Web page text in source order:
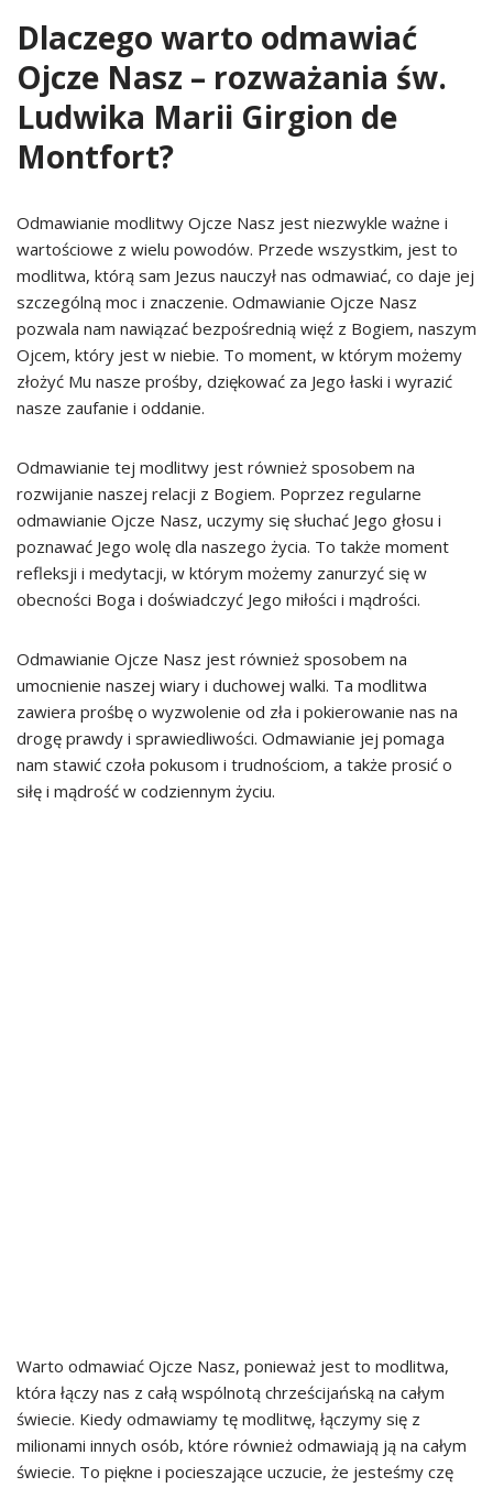
Dlaczego warto odmawiać
Ojcze Nasz – rozważania św.
Ludwika Marii Girgion de
Montfort?
Odmawianie modlitwy Ojcze Nasz jest niezwykle ważne i
wartościowe z wielu powodów. Przede wszystkim, jest to
modlitwa, którą sam Jezus nauczył nas odmawiać, co daje jej
szczególną moc i znaczenie. Odmawianie Ojcze Nasz
pozwala nam nawiązać bezpośrednią więź z Bogiem, naszym
Ojcem, który jest w niebie. To moment, w którym możemy
złożyć Mu nasze prośby, dziękować za Jego łaski i wyrazić
nasze zaufanie i oddanie.
Odmawianie tej modlitwy jest również sposobem na
rozwijanie naszej relacji z Bogiem. Poprzez regularne
odmawianie Ojcze Nasz, uczymy się słuchać Jego głosu i
poznawać Jego wolę dla naszego życia. To także moment
refleksji i medytacji, w którym możemy zanurzyć się w
obecności Boga i doświadczyć Jego miłości i mądrości.
Odmawianie Ojcze Nasz jest również sposobem na
umocnienie naszej wiary i duchowej walki. Ta modlitwa
zawiera prośbę o wyzwolenie od zła i pokierowanie nas na
drogę prawdy i sprawiedliwości. Odmawianie jej pomaga
nam stawić czoła pokusom i trudnościom, a także prosić o
siłę i mądrość w codziennym życiu.
Warto odmawiać Ojcze Nasz, ponieważ jest to modlitwa,
która łączy nas z całą wspólnotą chrześcijańską na całym
świecie. Kiedy odmawiamy tę modlitwę, łączymy się z
milionami innych osób, które również odmawiają ją na całym
świecie. To piękne i pocieszające uczucie, że jesteśmy czę